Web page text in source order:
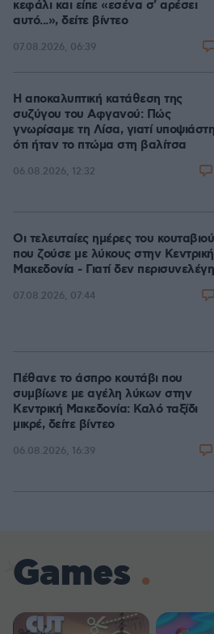
κεφάλι και είπε «εσένα σ' αρέσει
αυτό...», δείτε βίντεο
07.08.2026, 06:39
Η αποκαλυπτική κατάθεση της
συζύγου του Αφγανού: Πώς
γνωρίσαμε τη Λίσα, γιατί
ότι ήταν το πτώμα στη βαλίτσα
06.08.2026, 12:32
Οι τελευταίες ημέρες του κουταβιού
που ζούσε με λύκους στην Κεντρική
Μακεδονία - Γιατί δεν περισυνελέγη
07.08.2026, 07:44
Πέθανε το άσπρο κουτάβι που
συμβίωνε με αγέλη λύκων στην
Κεντρική Μακεδονία: Καλό ταξίδι
μικρέ, δείτε βίντεο
06.08.2026, 16:39
Games